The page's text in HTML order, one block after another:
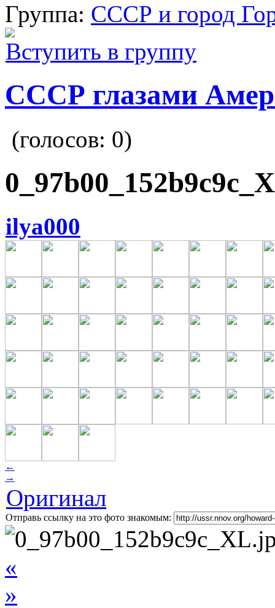
Группа: СССР и город
Вступить в группу
СССР глазами
(голосов: 0)
ilya000
←
→
Оригинал
Отправь ссылку на это фото знакомым:
«
»